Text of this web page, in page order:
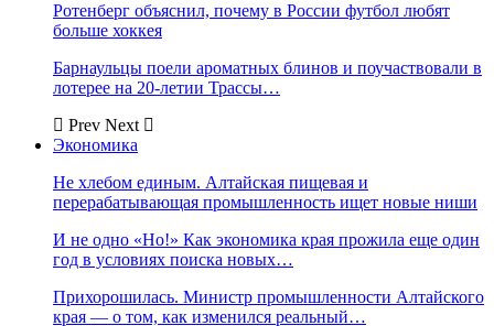
Ротенберг объяснил, почему в России футбол любят
больше хоккея
Барнаульцы поели ароматных блинов и поучаствовали в
лотерее на 20-летии Трассы…
Prev Next
Экономика
Не хлебом единым. Алтайская пищевая и
перерабатывающая промышленность ищет новые ниши
И не одно «Но!» Как экономика края прожила еще один
год в условиях поиска новых…
Прихорошилась. Министр промышленности Алтайского
края — о том, как изменился реальный…